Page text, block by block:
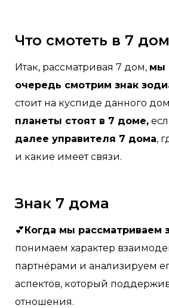
Что смотеть в 7
Итак, рассматривая 7 дом, мы
очередь смотрим знак
стоит на куспиде данного
планеты стоят в 7 доме,
далее управителя 7 дома,
и какие имеет связи.
Знак 7 дома
💕Когда мы рассматриваем
понимаем характер
партнёрами и анализируем
аспектов, который
отношения.